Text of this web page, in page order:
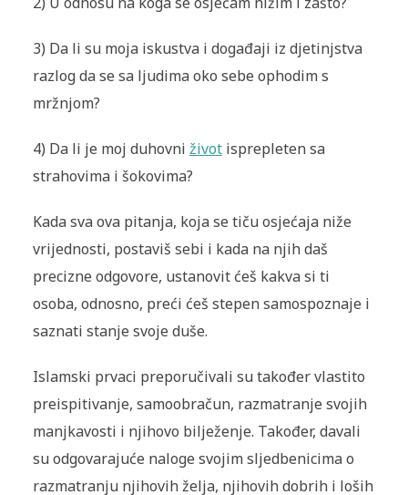
3) Da li su moja iskustva i događaji iz djetinjstva
razlog da se sa ljudima oko sebe ophodim s
mržnjom?
4) Da li je moj duhovni životisprepleten sa
strahovima i šokovima?
Kada sva ova pitanja, koja se tiču osjećaja niže
vrijednosti, postaviš sebi i kada na njih daš
precizne odgovore, ustanovit ćeš kakva si ti
osoba, odnosno, preći ćeš stepen samospoznaje i
saznati stanje svoje duše.
Islamski prvaci preporučivali su također vlastito
preispitivanje, samoobračun, razmatranje svojih
manjkavosti i njihovo bilježenje. Također, davali
su odgovarajuće naloge svojim sljedbenicima o
razmatranju njihovih želja, njihovih dobrih i loših